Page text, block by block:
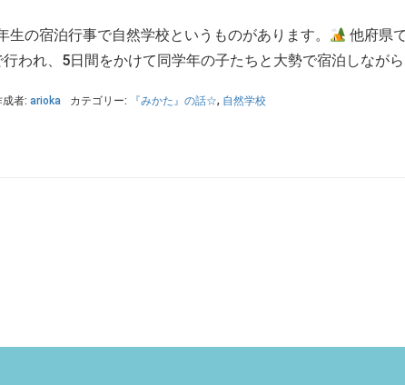
生の宿泊行事で自然学校というものがあります。
他府県
われ、5日間をかけて同学年の子たちと大勢で宿泊しなが
成者: arioka カテゴリー: 『みかた』の話☆, 自然学校